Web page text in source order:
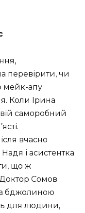
перевірити, чи
мейк-апу
Коли Ірина
саморобний
вчасно
і асистентка
що ж
Сомов
бджолиною
для людини,